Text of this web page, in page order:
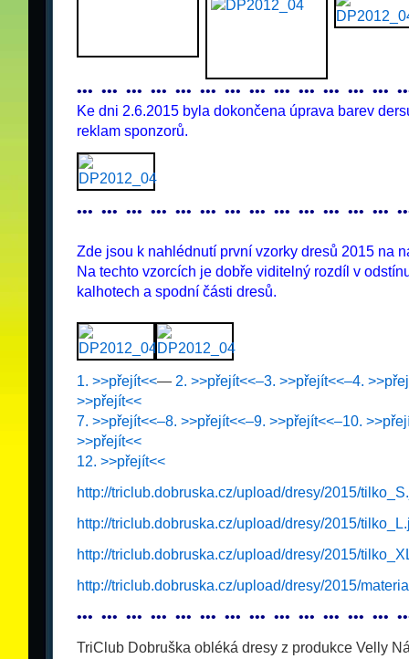
••• ••• ••• ••• ••• ••• ••• ••• ••• ••• ••• ••• ••• ••
Ke dni 2.6.2015 byla dokončena úprava barev
reklam sponzorů.
••• ••• ••• ••• ••• ••• ••• ••• ••• ••• ••• ••• ••• ••
Zde jsou k nahlédnutí první vzorky dresů 2015 na
Na techto vzorcích je dobře viditelný rozdíl v
kalhotech a spodní části dresů.
1. >>přejít<<— 2. >>přejít<<–3. >>přejít<<–4.
>>přejít<<
7. >>přejít<<–8. >>přejít<<–9. >>přejít<<–10.
>>přejít<<
12. >>přejít<<
http://triclub.dobruska.cz/upload/dresy/2015/
http://triclub.dobruska.cz/upload/dresy/2015/
http://triclub.dobruska.cz/upload/dresy/2015/
http://triclub.dobruska.cz/upload/dresy/2015/
••• ••• ••• ••• ••• ••• ••• ••• ••• ••• ••• ••• ••• ••
TriClub Dobruška obléká dresy z produkce Velly